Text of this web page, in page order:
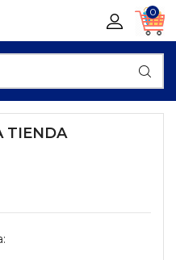
0
TIENDA